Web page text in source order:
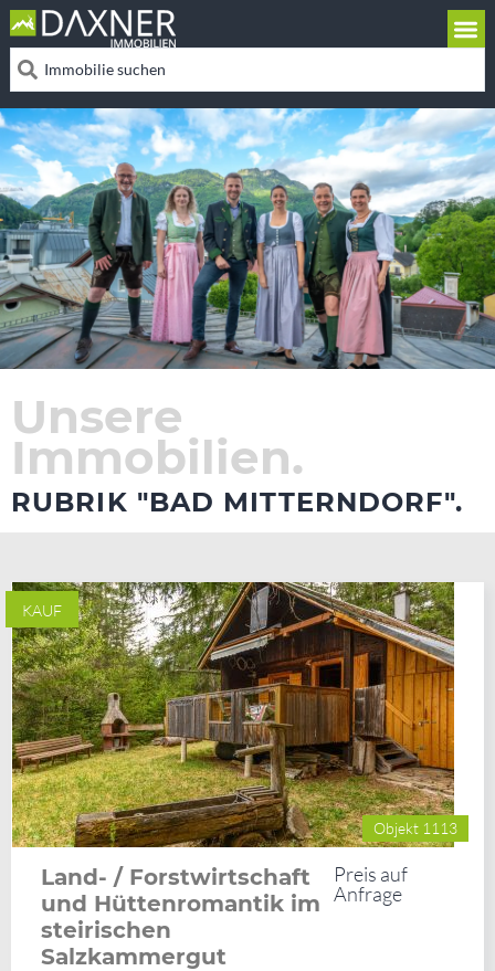
Unsere
Immobilien.
RUBRIK "BAD MITTERNDORF".
KAUF
Objekt 1113
Land- / Forstwirtschaft
und Hüttenromantik im
steirischen
Salzkammergut
Preis auf
Anfrage